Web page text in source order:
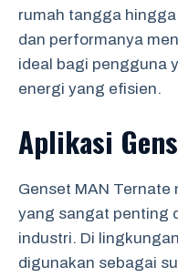
rumah tangga
dan performanya
ideal bagi pengguna
energi yang efisien.
Aplikasi
Genset MAN Ternate
yang sangat penting
industri. Di
digunakan sebagai